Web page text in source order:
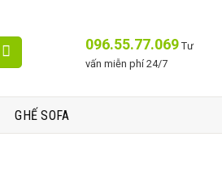
096.55.77.069 Tư
vấn miễn phí 24/7
GHẾ SOFA